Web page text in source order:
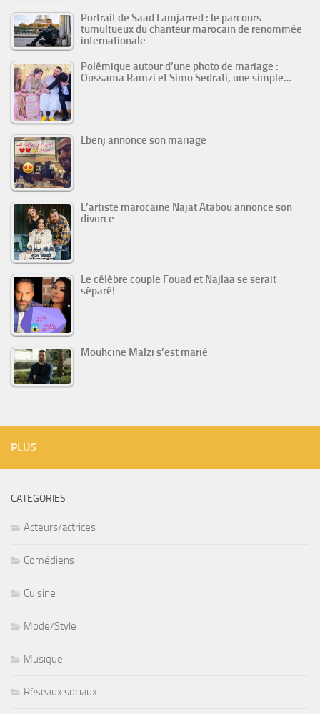
Portrait de Saad Lamjarred : le parcours
tumultueux du chanteur marocain de renommée
internationale
Polémique autour d’une photo de mariage :
Oussama Ramzi et Simo Sedrati, une simple…
Lbenj annonce son mariage
L’artiste marocaine Najat Atabou annonce son
divorce
Le célèbre couple Fouad et Najlaa se serait
séparé!
Mouhcine Malzi s’est marié
PLUS
CATEGORIES
Acteurs/actrices
Comédiens
Cuisine
Mode/Style
Musique
Réseaux sociaux